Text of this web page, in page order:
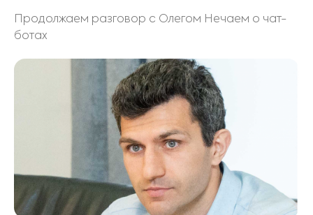
Продолжаем разговор с Олегом Нечаем о чат-
ботах